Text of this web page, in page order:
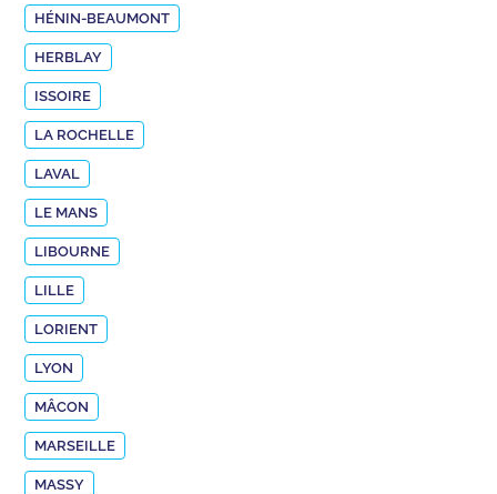
HÉNIN-BEAUMONT
HERBLAY
ISSOIRE
LA ROCHELLE
LAVAL
LE MANS
LIBOURNE
LILLE
LORIENT
LYON
MÂCON
MARSEILLE
MASSY